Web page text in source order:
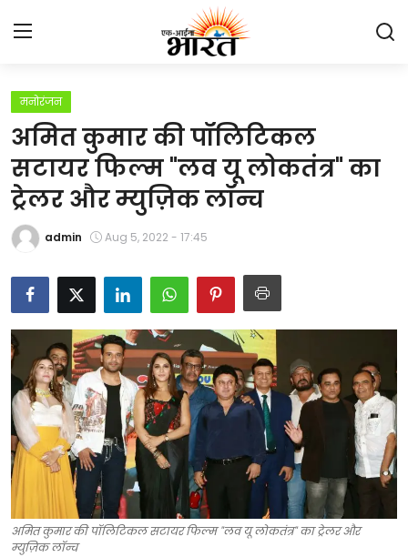
Home
प्रेस रिलीज़
देश
राजस्थान
लाइफस्टाइल
Contact
मनोरंजन
टेक्नोलॉजी
खेल
फैशन
मनोरंजन
अमित कुमार की पॉलिटिकल
सटायर फिल्म "लव यू लोकतंत्र" का
ट्रेलर और म्युज़िक लॉन्च
admin Aug 5, 2022 - 17:45
अमित कुमार की पॉलिटिकल सटायर फिल्म "लव यू लोकतंत्र" का ट्रेलर और
म्युज़िक लॉन्च